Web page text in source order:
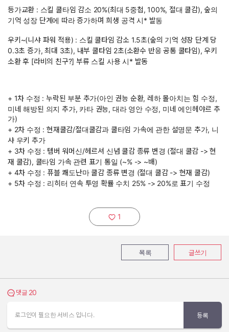
등가교환 : 스킬 쿨타임 감소 20%(최대 5중첩, 100%, 절대 쿨감), 숲의
기억 성장 단계에 따라 증가하며 희생 공격 시* 발동
우키~(니샤 파워 적용) : 스킬 쿨타임 감소 1.5초(숲의 기억 성장 단계 당
0.3초 증가, 최대 3초), 내부 쿨타임 2초(소환수 반응 공통 쿨타임), 우키
소환 후 [라비의 친구?] 부류 스킬 사용 시* 발동
+ 1차 수정 : 누락된 부분 추가(아인 권능 순환, 레하 몰아치는 힘 수정,
미네 해방된 의지 추가, 카타 권능, 대라 영안 수정, 미네 에인헤야르 추
가)
+ 2차 수정 : 현재쿨감/절대쿨감과 쿨타임 가속에 관한 설명문 추가, 니
샤 우키 추가
+ 3차 수정 : 템버 워머신/헤르셔 신념 쿨감 종류 변경 (절대 쿨감 -> 현
재 쿨감), 쿨타임 가속 관련 표기 통일 (~% -> ~배)
+ 4차 수정 : 퓨블 쾌도난마 쿨감 종류 변경 (절대 쿨감 -> 현재 쿨감)
+ 5차 수정 : 리히터 연속 투영 확률 수치 25% -> 20%로 표기 수정
추천하기:
1
목록 글쓰기
댓글 보기
댓글 20
로그인이 필요한 서비스 입니다. 등록